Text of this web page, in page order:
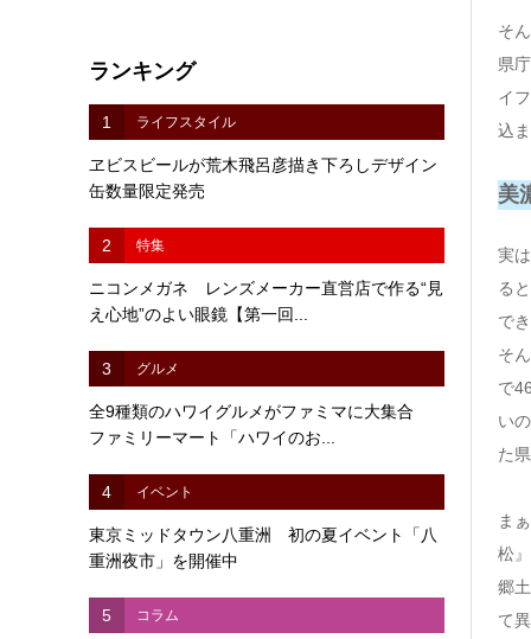
そ
県
イ
込
美
実
る
で
そ
で
い
た
ま
松
郷
て
ランキング
1 ライフスタイル
ヱビスビールが荒木飛呂彦描き下ろしデザイン
缶数量限定発売
2 特集
ニコンメガネ レンズメーカー直営店で作る“見
え心地”のよい眼鏡【第一回...
3 グルメ
全9種類のハワイグルメがファミマに大集合
ファミリーマート「ハワイのお...
4 イベント
東京ミッドタウン八重洲 初の夏イベント「八
重洲夜市」を開催中
5 コラム